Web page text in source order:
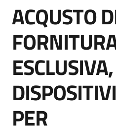
di
acquisto
Supporto
Piattaforme
telematiche
Salta al contenuto
ACQUSTO
PER